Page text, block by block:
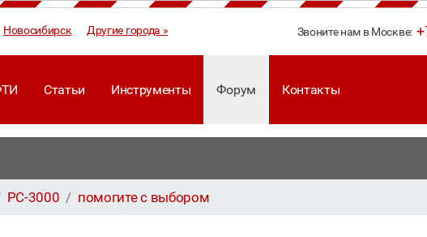
Новосибирск Другие города » Звоните нам в Москве:
Статьи Инструменты Форум Контакты
PC-3000 помогите с выбором